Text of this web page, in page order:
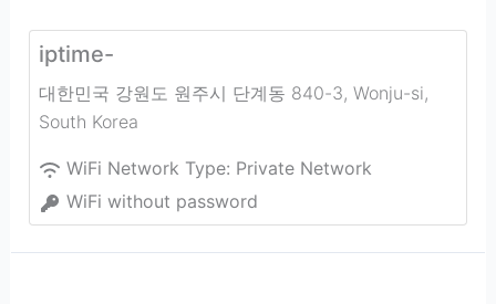
iptime-
대한민국 강원도 원주시 단계동 840-3, Wonju-si,
South Korea
WiFi Network Type: Private Network
WiFi without password